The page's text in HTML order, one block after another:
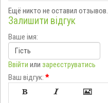
Ещё никто не оставил отзывов.
Залишити відгук
Ваше імя:
Ввійти или зареєструватись
Ваш відгук: *

 